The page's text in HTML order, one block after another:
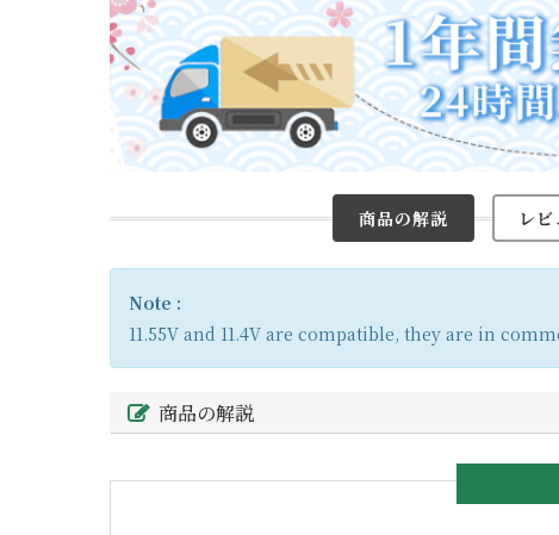
商品の解説 レビ
Note :
11.55V and 11.4V are compatible, they are in
商品の解説